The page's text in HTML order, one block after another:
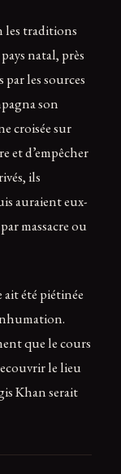
les traditions
natal, près
par les sources
son
croisée sur
et d’empêcher
ils
auraient eux-
massacre ou
ait été piétinée
que le cours
le lieu
Khan serait